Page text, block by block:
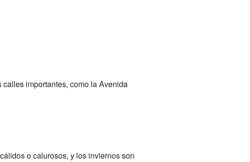
importantes, como la Avenida
o calurosos, y los inviernos son